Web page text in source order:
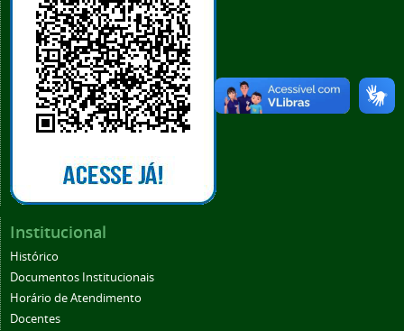
Institucional
Histórico
Documentos Institucionais
Horário de Atendimento
Docentes